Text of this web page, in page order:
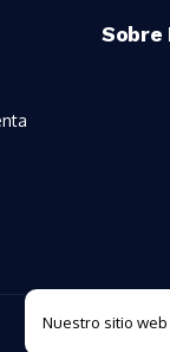
Sobre
Nuestro sitio